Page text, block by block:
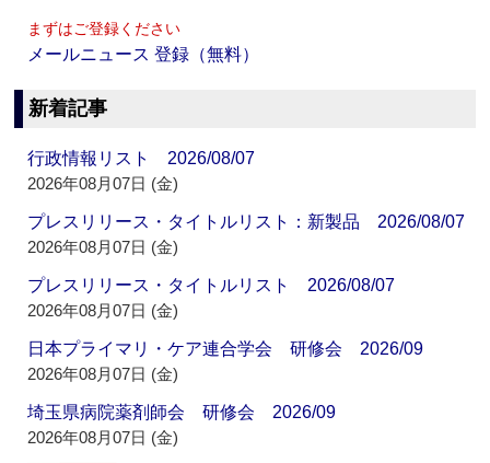
まずはご登録ください
メールニュース 登録（無料）
新着記事
行政情報リスト 2026/08/07
2026年08月07日 (金)
プレスリリース・タイトルリスト：新製品 2026/08/07
2026年08月07日 (金)
プレスリリース・タイトルリスト 2026/08/07
2026年08月07日 (金)
日本プライマリ・ケア連合学会 研修会 2026/09
2026年08月07日 (金)
埼玉県病院薬剤師会 研修会 2026/09
2026年08月07日 (金)